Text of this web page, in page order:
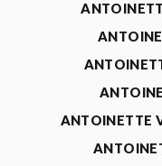
ANTOINETTE